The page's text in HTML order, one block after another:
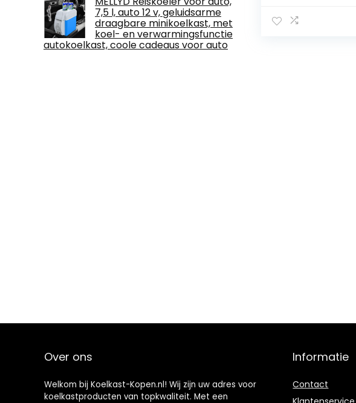
7,5 l, auto 12 v, geluidsarme
draagbare minikoelkast, met
koel- en verwarmingsfunctie
autokoelkast, coole cadeaus voor auto
glazen deur &
Over ons
Welkom bij Koelkast-Kopen.nl! Wij zijn uw adres voor
koelkastproducten van topkwaliteit. Met een
Informatie
Contact